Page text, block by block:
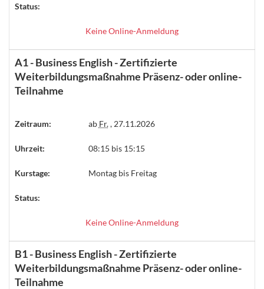
Status:
Keine Online-Anmeldung
A1 - Business English - Zertifizierte
Weiterbildungsmaßnahme Präsenz- oder online-
Teilnahme
Zeitraum: ab Fr., 27.11.2026
Uhrzeit: 08:15 bis 15:15
Kurstage: Montag bis Freitag
Status:
Keine Online-Anmeldung
B1 - Business English - Zertifizierte
Weiterbildungsmaßnahme Präsenz- oder online-
Teilnahme